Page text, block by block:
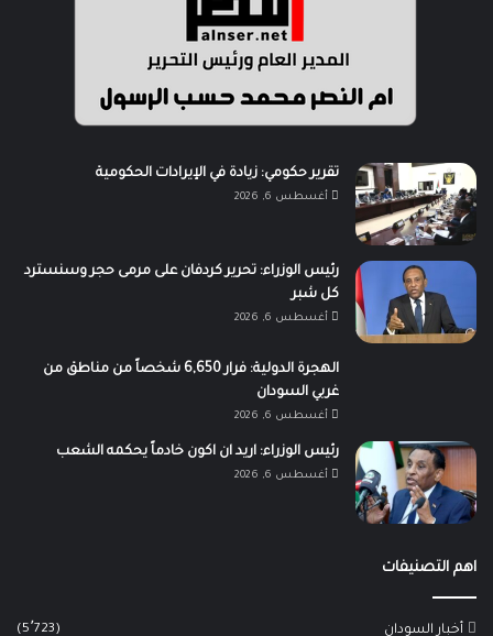
تقرير حكومي: زيادة في الإيرادات الحكومية
أغسطس 6, 2026
رئيس الوزراء: تحرير كردفان على مرمى حجر وسنسترد
كل شبر
أغسطس 6, 2026
الهجرة الدولية: فرار 6,650 شخصاً من مناطق من
غربي السودان
أغسطس 6, 2026
رئيس الوزراء: اريد ان اكون خادماً يحكمه الشعب
أغسطس 6, 2026
اهم التصنيفات
أخبار السودان (5٬723)